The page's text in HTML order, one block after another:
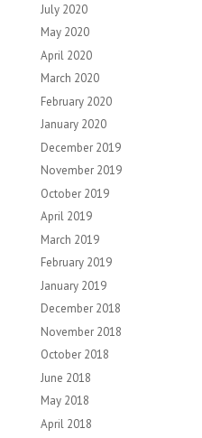
July 2020
May 2020
April 2020
March 2020
February 2020
January 2020
December 2019
November 2019
October 2019
April 2019
March 2019
February 2019
January 2019
December 2018
November 2018
October 2018
June 2018
May 2018
April 2018